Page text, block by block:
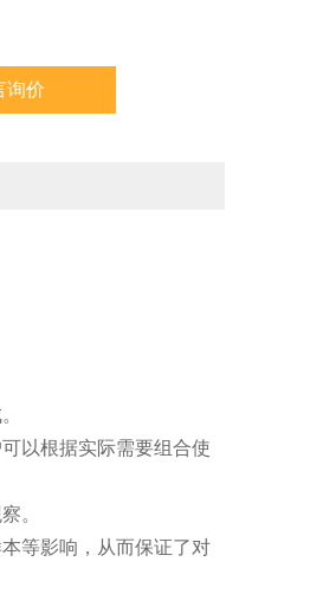
询价
以根据实际需要组合使
。
等影响，从而保证了对